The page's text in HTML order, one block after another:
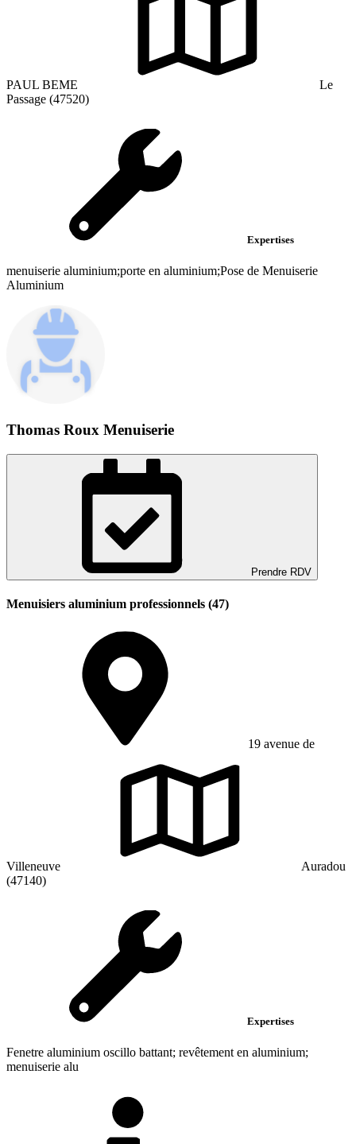
PAUL BEME
Le
Passage (47520)
Expertises
menuiserie aluminium;porte en aluminium;Pose de Menuiserie
Aluminium
Thomas Roux Menuiserie
Prendre RDV
Menuisiers aluminium professionnels (47)
19 avenue de
Villeneuve
Auradou
(47140)
Expertises
Fenetre aluminium oscillo battant; revêtement en aluminium;
menuiserie alu